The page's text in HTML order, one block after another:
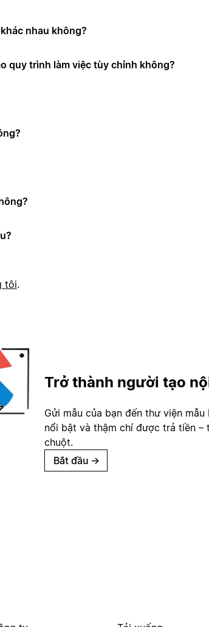
nhau không?
quy trình làm việc tùy chỉnh không?
tôi.
Trở thành người tạo
Gửi mẫu của bạn đến thư viện
nổi bật và thậm chí được trả tiền –
chuột.
Bắt đầu →